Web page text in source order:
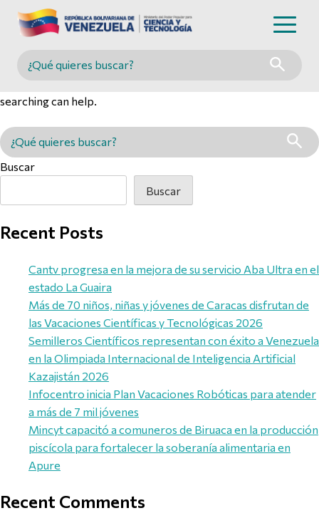
Buscar en MINCYT
searching can help.
Buscar en MINCYT
Buscar
Buscar
Recent Posts
Cantv progresa en la mejora de su servicio Aba Ultra en el
estado La Guaira
Más de 70 niños, niñas y jóvenes de Caracas disfrutan de
las Vacaciones Científicas y Tecnológicas 2026
Semilleros Científicos representan con éxito a Venezuela
en la Olimpiada Internacional de Inteligencia Artificial
Kazajistán 2026
Infocentro inicia Plan Vacaciones Robóticas para atender
a más de 7 mil jóvenes
Mincyt capacitó a comuneros de Biruaca en la producción
piscícola para fortalecer la soberanía alimentaria en
Apure
Recent Comments